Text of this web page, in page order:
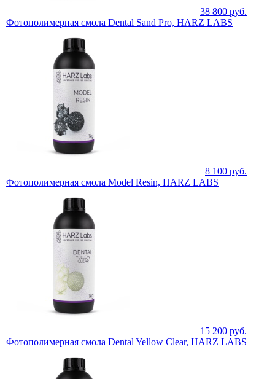
38 800 руб.
Фотополимерная смола Dental Sand Pro, HARZ LABS
8 100 руб.
Фотополимерная смола Model Resin, HARZ LABS
15 200 руб.
Фотополимерная смола Dental Yellow Clear, HARZ LABS